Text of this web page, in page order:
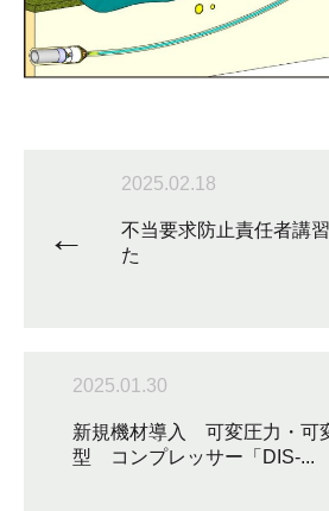
2025.02.18
不当要求防止責任者講
た
←
2025.01.30
新規機材導入 可変圧力・可
型 コンプレッサー「DIS-...